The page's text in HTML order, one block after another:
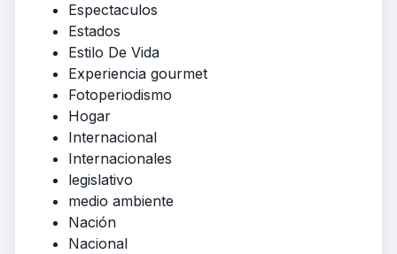
Espectaculos
Estados
Estilo De Vida
Experiencia gourmet
Fotoperiodismo
Hogar
Internacional
Internacionales
legislativo
medio ambiente
Nación
Nacional